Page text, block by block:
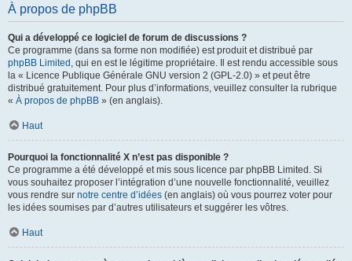
À propos de phpBB
Qui a développé ce logiciel de forum de discussions ?
Ce programme (dans sa forme non modifiée) est produit et distribué par
phpBB Limited , qui en est le légitime propriétaire. Il est rendu accessible sous
la « Licence Publique Générale GNU version 2 (GPL-2.0) » et peut être
distribué gratuitement. Pour plus d’informations, veuillez consulter la rubrique
« À propos de phpBB » (en anglais).
Haut
Pourquoi la fonctionnalité X n’est pas disponible ?
Ce programme a été développé et mis sous licence par phpBB Limited. Si
vous souhaitez proposer l’intégration d’une nouvelle fonctionnalité, veuillez
vous rendre sur notre centre d’idées (en anglais) où vous pourrez voter pour
les idées soumises par d’autres utilisateurs et suggérer les vôtres.
Haut